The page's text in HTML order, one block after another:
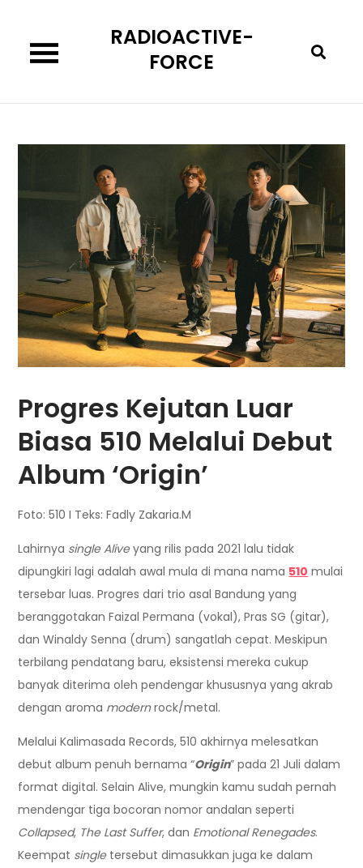
content
RADIOACTIVE-
FORCE
Progres Kejutan Luar
Biasa 510 Melalui Debut
Album ‘Origin’
Foto: 510 I Teks: Fadly Zakaria.M
Lahirnya single Aliveyang rilis pada 2021 lalu tidak
dipungkiri lagi adalah awal mula di mana nama 510 mulai
tersebar luas. Progres dari trio asal Bandung yang
beranggotakan Faizal Permana (vokal), Pras SG (gitar),
dan Winaldy Senna (drum) sangatlah cepat. Meskipun
terbilang pendatang baru, eksistensi mereka cukup
banyak diterima oleh pendengar khususnya yang akrab
dengan aroma modernrock/metal.
Melalui Kalimasada Records, 510 akhirnya melesatkan
debut album penuh bernama “Origin” pada 21 Juli dalam
format digital. Selain Alive, mungkin kamu sudah pernah
mendengar tiga bocoran nomor andalan seperti
Collapsed, The Last Suffer, dan Emotional Renegades.
Keempat singletersebut dimasukkan juga ke dalam